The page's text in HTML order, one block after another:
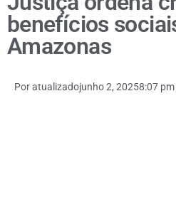
benefícios
Amazonas
Poratualizadojunho 2, 20258:07 pm